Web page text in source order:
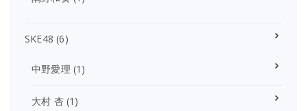
SKE48 (6)
中野愛理 (1)
大村 杏(1)